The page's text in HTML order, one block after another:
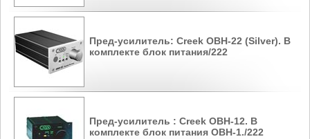
Пред-усилитель: Creek OBH-22 (Silver). В
комплекте блок питания/222
Пред-усилитель : Creek OBH-12. В
комплекте блок питания OBH-1./222